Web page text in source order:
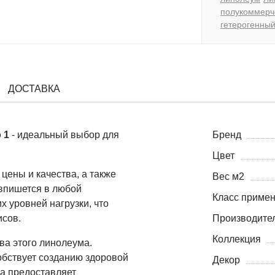
гетерогенный
ДОСТАВКА
1 - идеальный выбор для
и качества, а также
в любой
уровней нагрузки, что
этого линолеума.
созданию здоровой
Бренд
Цвет
Вес м2
Класс
Коллекция
Декор